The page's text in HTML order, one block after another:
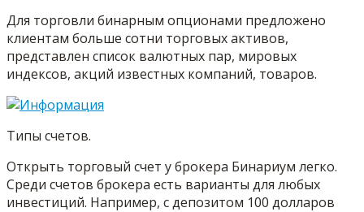
Для торговли бинарным опционами предложено
клиентам больше сотни торговых активов,
представлен список валютных пар, мировых
индексов, акций известных компаний, товаров.
Типы счетов.
Открыть торговый счет у брокера Бинариум легко.
Среди счетов брокера есть варианты для любых
инвестиций. Например, с депозитом 100 долларов